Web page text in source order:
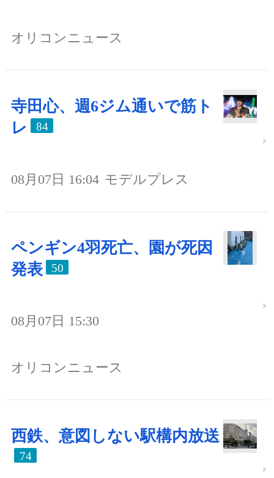
オリコンニュース
寺田心、週6ジム通いで筋ト
レ
84
08月07日 16:04 モデルプレス
ペンギン4羽死亡、園が死因
発表
50
08月07日 15:30
オリコンニュース
西鉄、意図しない駅構内放送
74